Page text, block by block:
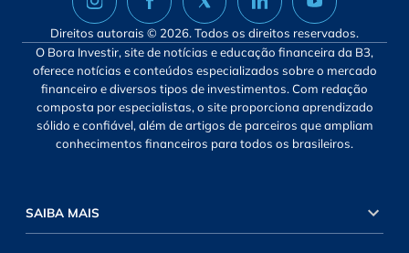
Direitos autorais © 2026. Todos os direitos reservados.
O Bora Investir, site de notícias e educação financeira da B3,
oferece notícias e conteúdos especializados sobre o mercado
financeiro e diversos tipos de investimentos. Com redação
composta por especialistas, o site proporciona aprendizado
sólido e confiável, além de artigos de parceiros que ampliam
conhecimentos financeiros para todos os brasileiros.
SAIBA MAIS